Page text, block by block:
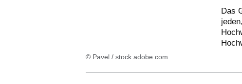
© Pavel / stock.adobe.com
Das